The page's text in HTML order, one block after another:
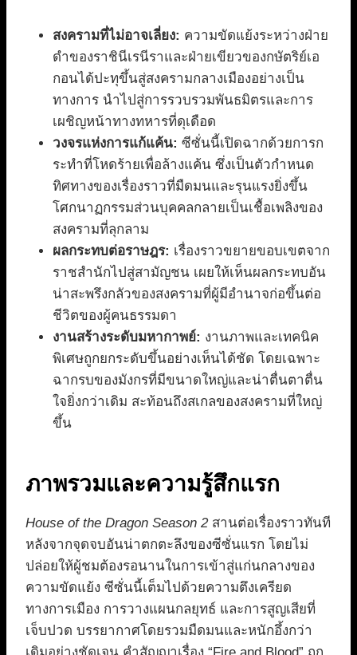
สงครามที่ไม่อาจเลี่ยง: ความขัดแย้งระหว่างฝ่าย
ดำของราชินีเรนีราและฝ่ายเขียวของกษัตริย์เอ
กอนได้ปะทุขึ้นสู่สงครามกลางเมืองอย่างเป็น
ทางการ นำไปสู่การรวบรวมพันธมิตรและการ
เผชิญหน้าทางทหารที่ดุเดือด
วงจรแห่งการแก้แค้น: ซีซั่นนี้เปิดฉากด้วยการก
ระทำที่โหดร้ายเพื่อล้างแค้น ซึ่งเป็นตัวกำหนด
ทิศทางของเรื่องราวที่มืดมนและรุนแรงยิ่งขึ้น
โศกนาฏกรรมส่วนบุคคลกลายเป็นเชื้อเพลิงของ
สงครามที่ลุกลาม
ผลกระทบต่อราษฎร: เรื่องราวขยายขอบเขตจาก
ราชสำนักไปสู่สามัญชน เผยให้เห็นผลกระทบอัน
น่าสะพรึงกลัวของสงครามที่ผู้มีอำนาจก่อขึ้นต่อ
ชีวิตของผู้คนธรรมดา
งานสร้างระดับมหากาพย์: งานภาพและเทคนิค
พิเศษถูกยกระดับขึ้นอย่างเห็นได้ชัด โดยเฉพาะ
ฉากรบของมังกรที่มีขนาดใหญ่และน่าตื่นตาตื่น
ใจยิ่งกว่าเดิม สะท้อนถึงสเกลของสงครามที่ใหญ่
ขึ้น
ภาพรวมและความรู้สึกแรก
House of the Dragon Season 2สานต่อเรื่องราวทันที
หลังจากจุดจบอันน่าตกตะลึงของซีซั่นแรก โดยไม่
ปล่อยให้ผู้ชมต้องรอนานในการเข้าสู่แก่นกลางของ
ความขัดแย้ง ซีซั่นนี้เต็มไปด้วยความตึงเครียด
ทางการเมือง การวางแผนกลยุทธ์ และการสูญเสียที่
เจ็บปวด บรรยากาศโดยรวมมืดมนและหนักอึ้งกว่า